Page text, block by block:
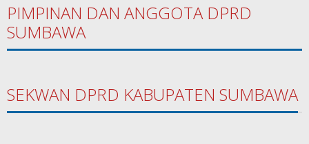
PIMPINAN DAN ANGGOTA DPRD
SUMBAWA
SEKWAN DPRD KABUPATEN SUMBAWA